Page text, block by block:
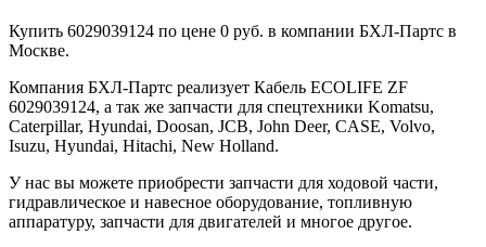
Купить 6029039124 по цене 0 руб. в компании БХЛ-Партс в
Москве.
Компания БХЛ-Партс реализует Кабель ECOLIFE ZF
6029039124, а так же запчасти для спецтехники Komatsu,
Caterpillar, Hyundai, Doosan, JCB, John Deer, CASE, Volvo,
Isuzu, Hyundai, Hitachi, New Holland.
У нас вы можете приобрести запчасти для ходовой части,
гидравлическое и навесное оборудование, топливную
аппаратуру, запчасти для двигателей и многое другое.